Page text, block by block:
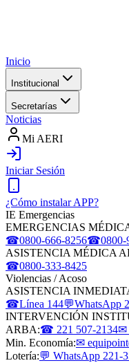
Inicio
Institucional
Secretarías
Noticias
Mi AERI
Iniciar Sesión
¿Cómo instalar APP?
IE Emergencias
EMERGENCIAS
☎0800-666-8256☎0800-
ASISTENCIA MÉDICA
☎0800-333-8425
Violencias / Acoso
ASISTENCIA
☎Línea 144💬WhatsApp
INTERVENCIÓN
ARBA:☎ 221 507-2134✉
Min. Economía:✉
Lotería:💬 WhatsApp 221-